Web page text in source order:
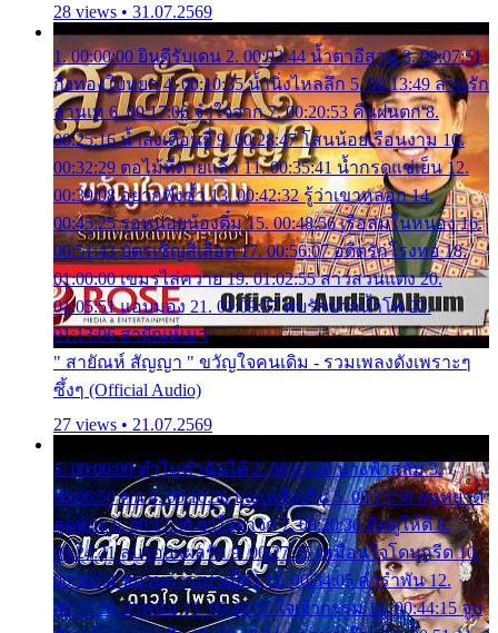
28 views • 31.07.2569
1. 00:00:00 ยินดีรับเดน 2. 00:03:44 น้ำตาอีสาน 3. 00:07:51
กิ่งทองใบหยก 4. 00:10:35 น้ำนิ่งไหลลึก 5. 00:13:49 ลานรัก
ลานเท 6. 00:17:06 จำใจจาก 7. 00:20:53 คืนฝนตก 8.
00:25:16 น้ำลงเดือนยี่ 9. 00:28:47 โสนน้อยเรือนงาม 10.
00:32:29 ตอไม้ที่ตายแล้ว 11. 00:35:41 น้ำกรดแช่เย็น 12.
00:39:08 อยากฟังซ้ำ 13. 00:42:32 รู้ว่าเขาหลอก 14.
00:45:25 รอหน่อยน้องติ๋ม 15. 00:48:56 เรือล่มในหนอง 16.
00:51:43 บัตรเชิญสีเลือด 17. 00:56:07 อดีตรักโรงทอ 18.
01:00:00 เขมรไล่ควาย 19. 01:02:55 สาวสวนแตง 20.
01:05:51 แอบมอง 21. 01:09:27 พบรักปากน้ำโพ 22.
01:13:06 สายัณห์เมา
" สายัณห์ สัญญา " ขวัญใจคนเดิม - รวมเพลงดังเพราะๆ
ซึ้งๆ (Official Audio)
27 views • 21.07.2569
1. 00:00:00 ทำไมทำฉันได้ 2. 00:03:20 นางฟ้าสลัม 3.
00:06:50 คน 4. 00:10:36 บุญเหลือเกิน 5. 00:13:58 ฝนหยาด
สุดท้าย 6. 00:17:30 ยาใจยาจก 7. 00:20:30 คิดดูให้ดี 8.
00:24:21 ลบรอยแผลรัก 9. 00:27:35 เหมือนใจโดนกรีด 10.
00:30:54 ขบวนการเปาเปียว 11. 00:34:05 คำรำพัน 12.
00:37:20 ปาหนัน 13. 00:40:37 ใจเจ้ากรรม 14. 00:44:15 จูบ